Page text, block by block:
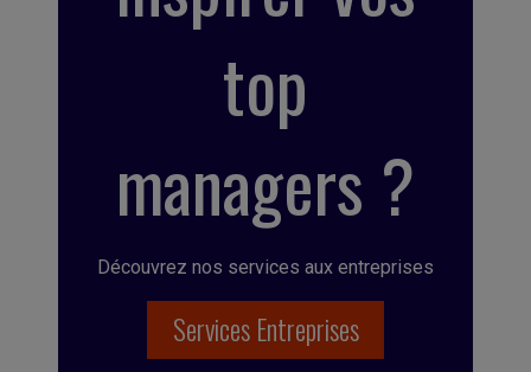
top
managers ?
Découvrez nos services aux entreprises
Services Entreprises